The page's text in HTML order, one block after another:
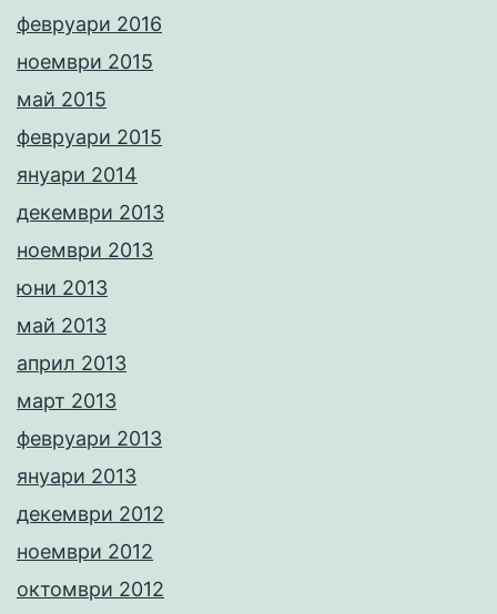
февруари 2016
ноември 2015
май 2015
февруари 2015
януари 2014
декември 2013
ноември 2013
юни 2013
май 2013
април 2013
март 2013
февруари 2013
януари 2013
декември 2012
ноември 2012
октомври 2012